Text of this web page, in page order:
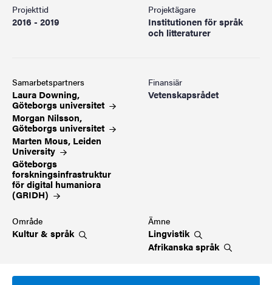
Projekttid
2016 - 2019
Projektägare
Institutionen för språk
och litteraturer
Samarbetspartners
Laura Downing,
Göteborgs universitet
Morgan Nilsson,
Göteborgs universitet
Marten Mous, Leiden
University
Göteborgs
forskningsinfrastruktur
för digital humaniora
(GRIDH)
Finansiär
Vetenskapsrådet
Område
Kultur & språk
Ämne
Lingvistik
Afrikanskaspråk